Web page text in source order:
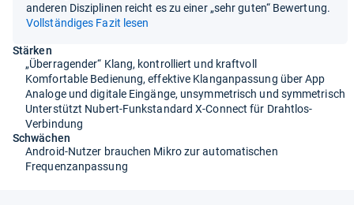
anderen Disziplinen reicht es zu einer „sehr guten“ Bewertung.
Vollständiges Fazit lesen
Stärken
„Überragender“ Klang, kontrolliert und kraftvoll
Komfortable Bedienung, effektive Klanganpassung über App
Analoge und digitale Eingänge, unsymmetrisch und symmetrisch
Unterstützt Nubert-Funkstandard X-Connect für Drahtlos-
Verbindung
Schwächen
Android-Nutzer brauchen Mikro zur automatischen
Frequenzanpassung